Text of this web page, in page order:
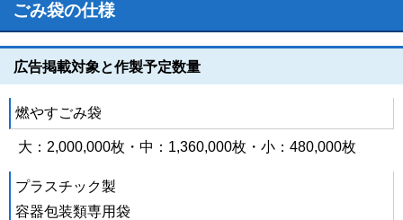
ごみ袋の仕様
広告掲載対象と作製予定数量
燃やすごみ袋
大：2,000,000枚・中：1,360,000枚・小：480,000枚
プラスチック製
容器包装類専用袋